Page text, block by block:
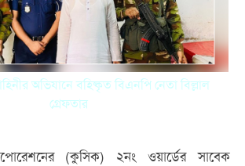
অভিযানে বহিষ্কৃত বিএনপি নেতা বিল্লাল
গ্রেফতার
(কুসিক) ২নং ওয়ার্ডের সাবেক